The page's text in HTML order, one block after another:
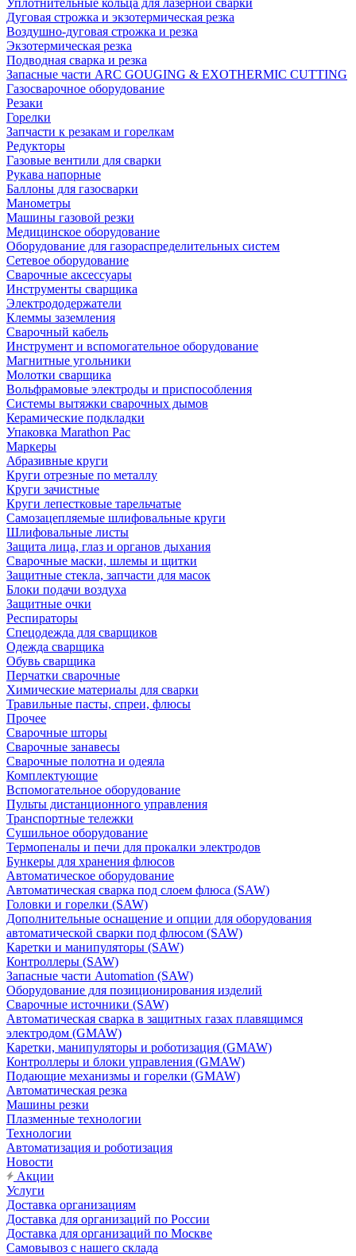
Уплотнительные кольца для лазерной сварки
Дуговая строжка и экзотермическая резка
Воздушно-дуговая строжка и резка
Экзотермическая резка
Подводная сварка и резка
Запасные части ARC GOUGING & EXOTHERMIC CUTTING
Газосварочное оборудование
Резаки
Горелки
Запчасти к резакам и горелкам
Редукторы
Газовые вентили для сварки
Рукава напорные
Баллоны для газосварки
Манометры
Машины газовой резки
Медицинское оборудование
Оборудование для газораспределительных систем
Сетевое оборудование
Сварочные аксессуары
Инструменты сварщика
Электрододержатели
Клеммы заземления
Сварочный кабель
Инструмент и вспомогательное оборудование
Магнитные угольники
Молотки сварщика
Вольфрамовые электроды и приспособления
Системы вытяжки сварочных дымов
Керамические подкладки
Упаковка Marathon Pac
Маркеры
Абразивные круги
Круги отрезные по металлу
Круги зачистные
Круги лепестковые тарельчатые
Самозацепляемые шлифовальные круги
Шлифовальные листы
Защита лица, глаз и органов дыхания
Сварочные маски, шлемы и щитки
Защитные стекла, запчасти для масок
Блоки подачи воздуха
Защитные очки
Респираторы
Спецодежда для сварщиков
Одежда сварщика
Обувь сварщика
Перчатки сварочные
Химические материалы для сварки
Травильные пасты, спреи, флюсы
Прочее
Сварочные шторы
Сварочные занавесы
Сварочные полотна и одеяла
Комплектующие
Вспомогательное оборудование
Пульты дистанционного управления
Транспортные тележки
Сушильное оборудование
Термопеналы и печи для прокалки электродов
Бункеры для хранения флюсов
Автоматическое оборудование
Автоматическая сварка под слоем флюса (SAW)
Головки и горелки (SAW)
Дополнительные оснащение и опции для оборудования
автоматической сварки под флюсом (SAW)
Каретки и манипуляторы (SAW)
Контроллеры (SAW)
Запасные части Automation (SAW)
Оборудование для позиционирования изделий
Сварочные источники (SAW)
Автоматическая сварка в защитных газах плавящимся
электродом (GMAW)
Каретки, манипуляторы и роботизация (GMAW)
Контроллеры и блоки управления (GMAW)
Подающие механизмы и горелки (GMAW)
Автоматическая резка
Машины резки
Плазменные технологии
Технологии
Автоматизация и роботизация
Новости
Акции
Услуги
Доставка организациям
Доставка для организаций по России
Доставка для организаций по Москве
Самовывоз с нашего склада